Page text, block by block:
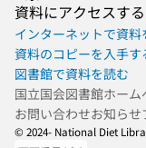
資料にアクセスす
インターネットで資料
資料のコピーを入手す
図書館で資料を読む
国立国会図書館ホーム
お問い合わせお知らせ
© 2024- National Diet